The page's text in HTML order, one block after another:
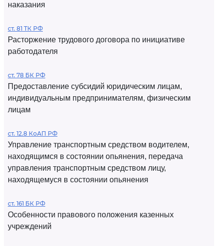
наказания
ст. 81 ТК РФ
Расторжение трудового договора по инициативе
работодателя
ст. 78 БК РФ
Предоставление субсидий юридическим лицам,
индивидуальным предпринимателям, физическим
лицам
ст. 12.8 КоАП РФ
Управление транспортным средством водителем,
находящимся в состоянии опьянения, передача
управления транспортным средством лицу,
находящемуся в состоянии опьянения
ст. 161 БК РФ
Особенности правового положения казенных
учреждений